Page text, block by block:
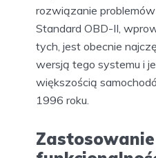
rozwiązanie
Standard OBD-II,
tych, jest obecnie
wersją tego systemu i
większością
1996 roku.